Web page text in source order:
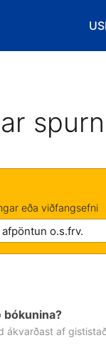
eða viðfangsefni
bókunina?
ákvarðast af